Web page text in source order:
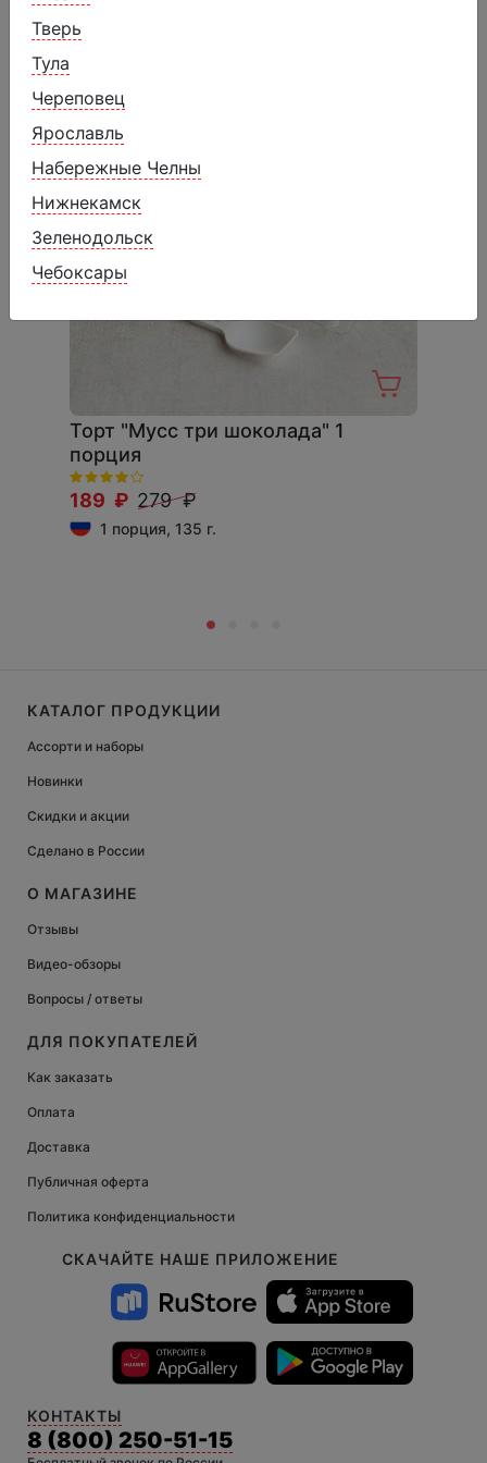
Тверь
Тула
Череповец
Ярославль
Набережные Челны
Нижнекамск
Зеленодольск
Чебоксары
Торт "Мусс три шоколада" 1
порция
189 ₽ 279 ₽
1 порция, 135 г.
СКАЧАЙТЕ НАШЕ ПРИЛОЖЕНИЕ
КОНТАКТЫ
8 (800) 250-51-15
КАТАЛОГ ПРОДУКЦИИ
Ассорти и наборы
Новинки
Скидки и акции
Сделано в России
О МАГАЗИНЕ
Отзывы
Видео-обзоры
Вопросы / ответы
ДЛЯ ПОКУПАТЕЛЕЙ
Как заказать
Оплата
Доставка
Публичная оферта
Политика конфиденциальности